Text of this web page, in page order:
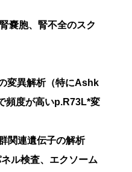
腎嚢胞、腎不全のスク
変異解析（特にAshk
頻度が高いp.R73L*変
関連遺伝子の解析
ネル検査、エクソーム